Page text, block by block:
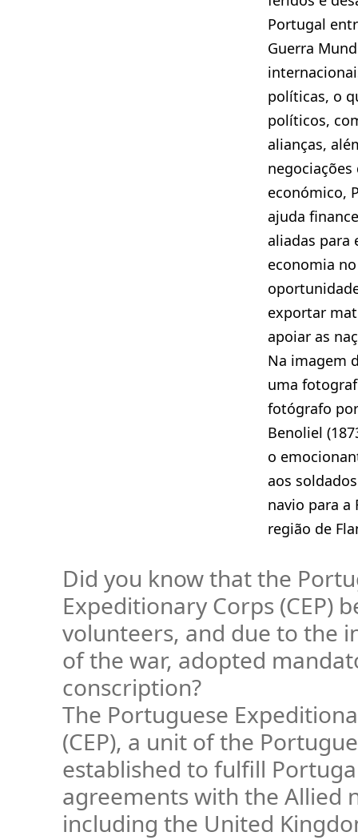
Portugal
Guerra
políticas, o
políticos,
alianças,
negociações
económico,
ajuda
aliadas para
economia
exportar
apoiar as
Na imagem
uma
fotógrafo
Benoliel
o
aos
navio para a
região de
Did you know that the
Expeditionary Corps (CEP)
volunteers, and due to the
of the war, adopted
conscription?
The Portuguese
(CEP), a unit of the
established to fulfill
agreements with the Allied
including the United